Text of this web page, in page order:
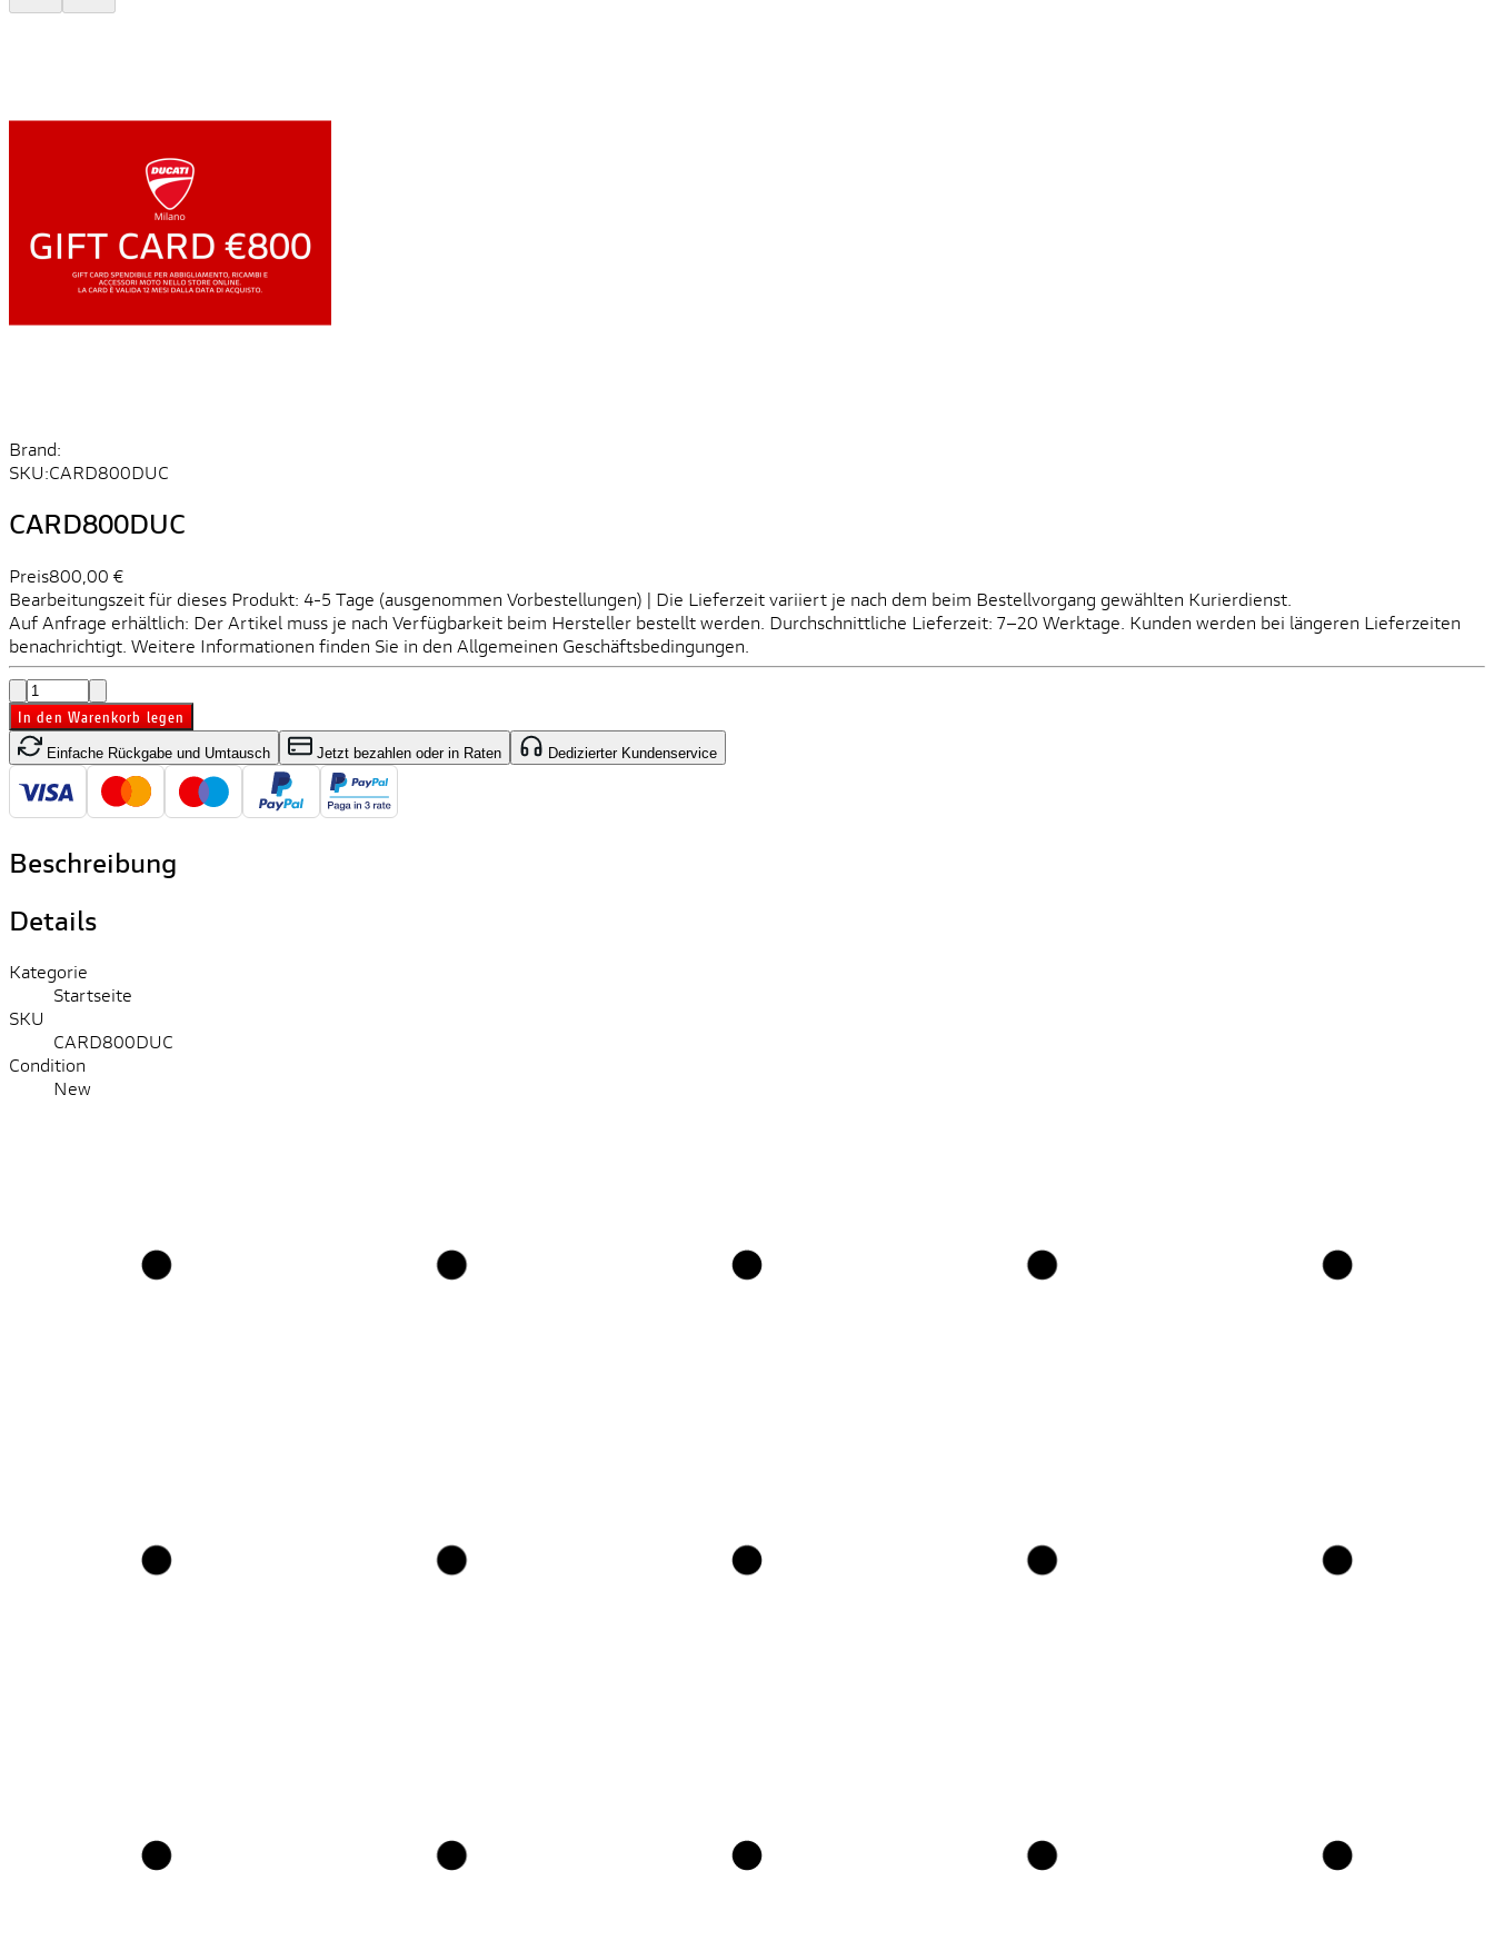
Brand:
SKU:CARD800DUC
CARD800DUC
Preis800,00 €
Bearbeitungszeit für dieses Produkt: 4-5 Tage (ausgenommen Vorbestellungen) | Die Lieferzeit variiert je nach dem beim Bestellvorgang gewählten Kurierdienst.
Auf Anfrage erhältlich: Der Artikel muss je nach Verfügbarkeit beim Hersteller bestellt werden. Durchschnittliche Lieferzeit: 7–20 Werktage. Kunden werden bei längeren Lieferzeiten
benachrichtigt. Weitere Informationen finden Sie in den Allgemeinen Geschäftsbedingungen.
In den Warenkorb legen
Einfache Rückgabe und Umtausch Jetzt bezahlen oder in Raten Dedizierter Kundenservice
Beschreibung
Details
Kategorie
Startseite
SKU
CARD800DUC
Condition
New